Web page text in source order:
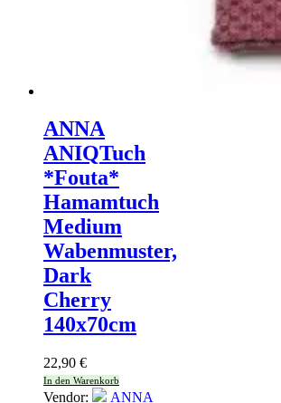
ANNA
ANIQTuch
*Fouta*
Hamamtuch
Medium
Wabenmuster,
Dark
Cherry
140x70cm
22,90 €
In den Warenkorb
Vendor: ANNA